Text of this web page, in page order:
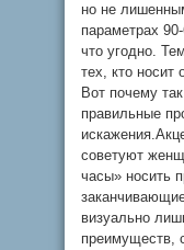
но не
параметрах
что угодно.
тех, кто носит
Вот почему
правильные
советуют
часы» носить
визуально
преимуществ,